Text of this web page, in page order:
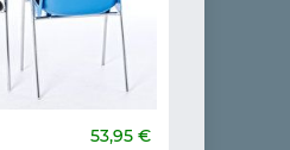
53,95 €